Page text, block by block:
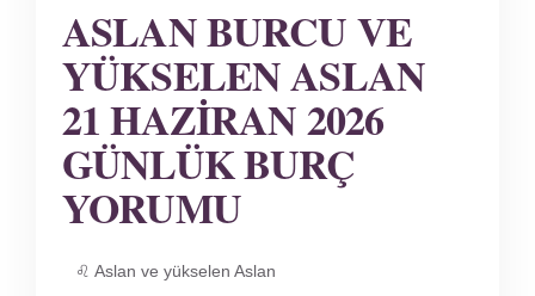
ASLAN BURCU VE
YÜKSELEN ASLAN
21 HAZIRAN 2026
GÜNLÜK BURÇ
YORUMU
♌ Aslan ve yükselen Aslan